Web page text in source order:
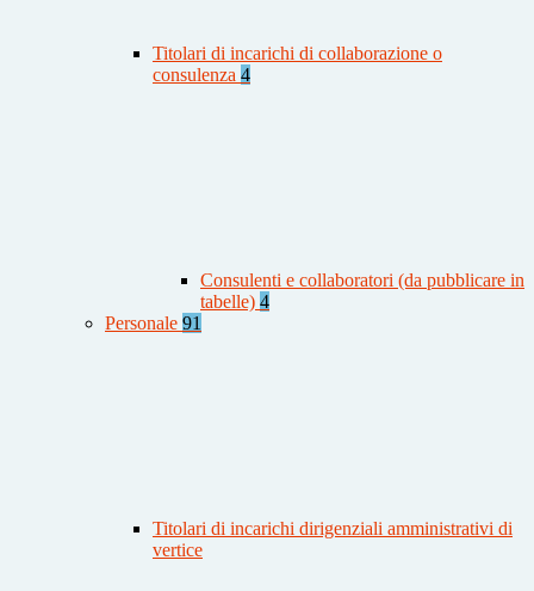
Titolari di incarichi di collaborazione o
consulenza 4
Consulenti e collaboratori (da pubblicare in
tabelle) 4
Personale 91
Titolari di incarichi dirigenziali amministrativi di
vertice